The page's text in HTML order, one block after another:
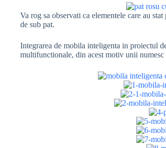
Va rog sa observati ca elementele care au
de sub pat.
Integrarea de mobila inteligenta in proiectul
multifunctionale, din acest motiv unii